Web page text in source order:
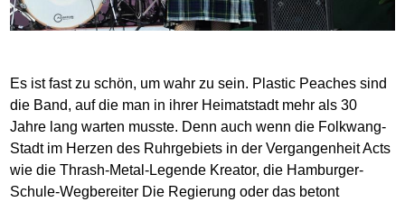
Es ist fast zu schön, um wahr zu sein. Plastic Peaches sind
die Band, auf die man in ihrer Heimatstadt mehr als 30
Jahre lang warten musste. Denn auch wenn die Folkwang-
Stadt im Herzen des Ruhrgebiets in der Vergangenheit Acts
wie die Thrash-Metal-Legende Kreator, die Hamburger-
Schule-Wegbereiter Die Regierung oder das betont